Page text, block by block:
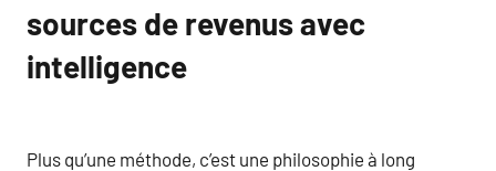
sources de revenus avec
intelligence
Plus qu’une méthode, c’est une philosophie à long